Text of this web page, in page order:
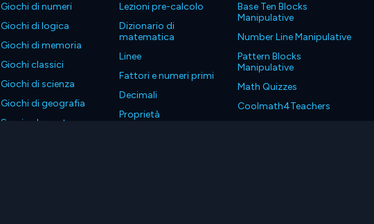
Giochi di numeri
Giochi di logica
Giochi di memoria
Giochi classici
Giochi di scienza
Giochi di geografia
Scarica le nostre app
Lezioni pre-calcolo
Dizionario di
matematica
Linee
Fattori e numeri primi
Decimali
Proprietà
Base Ten Blocks
Manipulative
Number Line Manipulative
Pattern Blocks
Manipulative
Math Quizzes
Coolmath4Teachers